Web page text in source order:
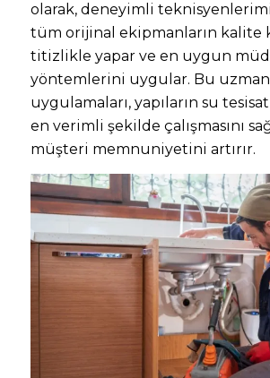
olarak, deneyimli
tüm orijinal ekipmanların kalite
titizlikle yapar ve en uygun
yöntemlerini uygular. Bu
uygulamaları, yapıların su
en verimli şekilde çalışmasını
müşteri memnuniyetini artırır.